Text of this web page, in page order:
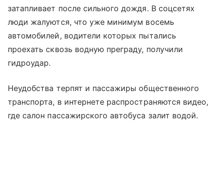
затапливает после сильного дождя. В соцсетях
люди жалуются, что уже минимум восемь
автомобилей, водители которых пытались
проехать сквозь водную преграду, получили
гидроудар.
Неудобства терпят и пассажиры общественного
транспорта, в интернете распространяются видео,
где салон пассажирского автобуса залит водой.